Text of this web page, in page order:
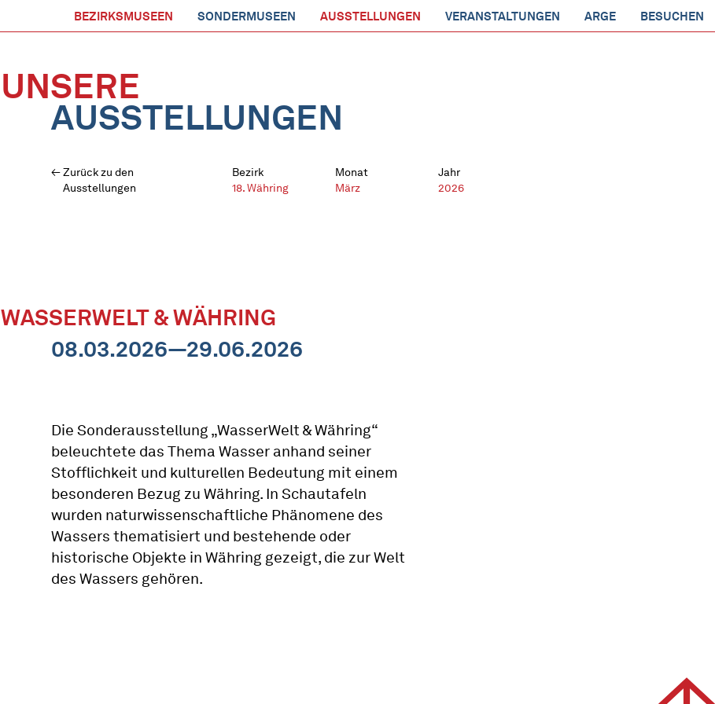
BEZIRKSMUSEEN SONDERMUSEEN AUSSTELLUNGEN VERANSTALTUNGEN ARGE BESUCHEN
UNSERE
AUSSTELLUNGEN
Zurück zu den
Ausstellungen
Bezirk
18. Währing
Monat
März
Jahr
2026
WASSERWELT & WÄHRING
08.03.2026—29.06.2026
Die Sonderausstellung „WasserWelt & Währing“
beleuchtete das Thema Wasser anhand seiner
Stofflichkeit und kulturellen Bedeutung mit einem
besonderen Bezug zu Währing. In Schautafeln
wurden naturwissenschaftliche Phänomene des
Wassers thematisiert und bestehende oder
historische Objekte in Währing gezeigt, die zur Welt
des Wassers gehören.